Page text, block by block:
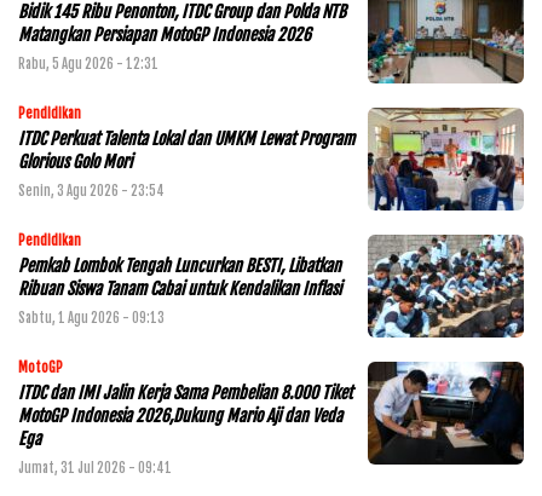
Bidik 145 Ribu Penonton, ITDC Group dan Polda NTB
Matangkan Persiapan MotoGP Indonesia 2026
Rabu, 5 Agu 2026 - 12:31
Pendidikan
ITDC Perkuat Talenta Lokal dan UMKM Lewat Program
Glorious Golo Mori
Senin, 3 Agu 2026 - 23:54
Pendidikan
Pemkab Lombok Tengah Luncurkan BESTI, Libatkan
Ribuan Siswa Tanam Cabai untuk Kendalikan Inflasi
Sabtu, 1 Agu 2026 - 09:13
MotoGP
ITDC dan IMI Jalin Kerja Sama Pembelian 8.000 Tiket
MotoGP Indonesia 2026,Dukung Mario Aji dan Veda
Ega
Jumat, 31 Jul 2026 - 09:41